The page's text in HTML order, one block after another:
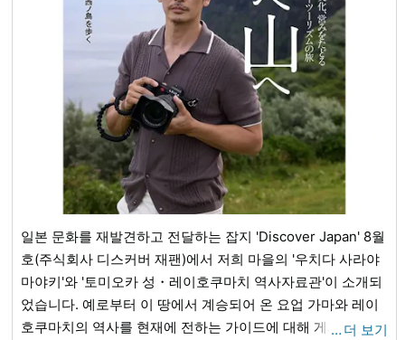
있는 조용한 실내 공간을 찾고 계신다면, 아리하 Hana 교토
(AriHana Kyoto)에 오신 것을 기쁘게 환영합니다. 올여름, 여
러분의 여정에 특별한 교토의 추억을 더해보는 것은 어떨까
일본 문화를 재발견하고 전달하는 잡지 'Discover Japan' 8월
호(주식회사 디스커버 재팬)에서 저희 마을의 '우치다 사라야
마야키'와 '토미오카 성・레이호쿠마치 역사자료관'이 소개되
었습니다. 예로부터 이 땅에서 계승되어 온 요업 가마와 레이
호쿠마치의 역사를 현재에 전하는 가이드에 대해 게재되어 있
… 더 보기